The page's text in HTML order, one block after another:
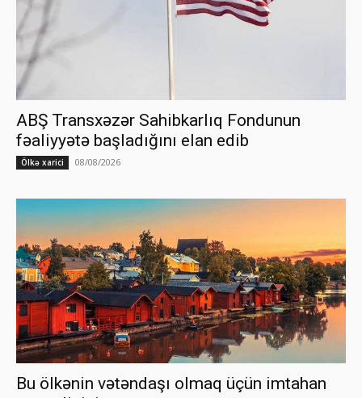
ABŞ Transxəzər Sahibkarlıq Fondunun
fəaliyyətə başladığını elan edib
Ölkə xarici 08/08/2026
Bu ölkənin vətəndaşı olmaq üçün imtahan